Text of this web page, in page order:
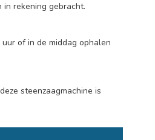
rekening gebracht.
of in de middag ophalen
steenzaagmachine is